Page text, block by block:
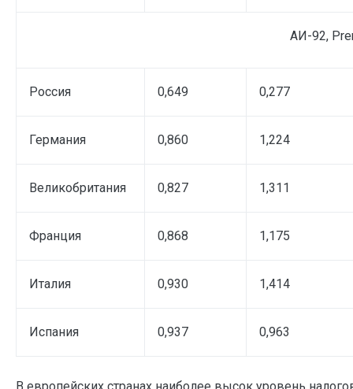
АИ-92,
Россия 0,649 0,277
Германия 0,860 1,224
Великобритания 0,827 1,311
Франция 0,868 1,175
Италия 0,930 1,414
Испания 0,937 0,963